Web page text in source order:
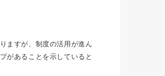
ますが、制度の活用が進ん
があることを示していると